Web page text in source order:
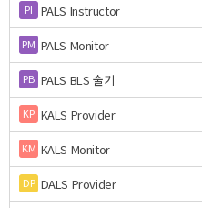
PI PALS Instructor
PM PALS Monitor
PB PALS BLS 술기
KP KALS Provider
KM KALS Monitor
DP DALS Provider